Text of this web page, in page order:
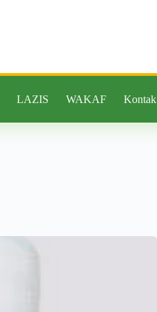
LAZIS WAKAF Kontak